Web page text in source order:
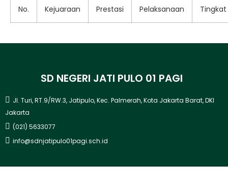
No. Kejuaraan Prestasi Pelaksanaan Tingkat
SD NEGERI JATI PULO 01 PAGI
Jl. Turi, RT.9/RW.3, Jatipulo, Kec. Palmerah, Kota Jakarta Barat, DKI
Jakarta
(021) 5633077
info@sdnjatipulo01pagi.sch.id